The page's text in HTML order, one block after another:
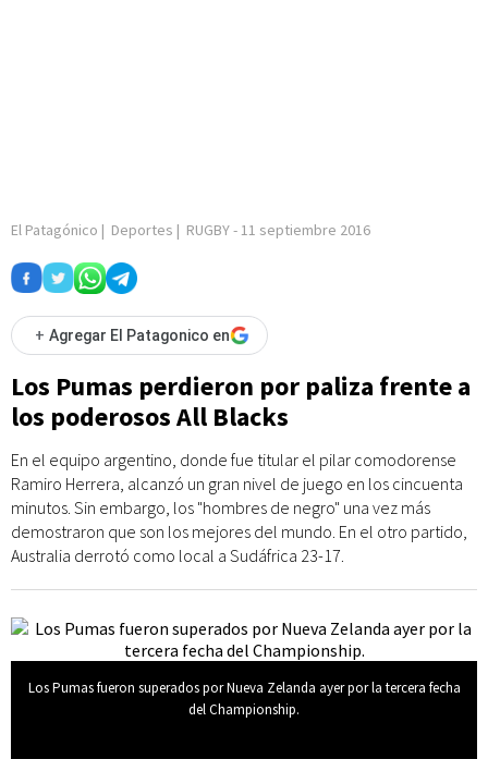
El Patagónico | Deportes | RUGBY- 11 septiembre 2016
+ Agregar El Patagonico en
Los Pumas perdieron por paliza frente a
los poderosos All Blacks
En el equipo argentino, donde fue titular el pilar comodorense
Ramiro Herrera, alcanzó un gran nivel de juego en los cincuenta
minutos. Sin embargo, los "hombres de negro" una vez más
demostraron que son los mejores del mundo. En el otro partido,
Australia derrotó como local a Sudáfrica 23-17.
Los Pumas fueron superados por Nueva Zelanda ayer por la tercera fecha
del Championship.